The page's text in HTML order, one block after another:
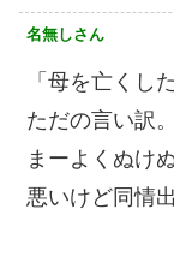
名無しさん
「母を亡くし
ただの言い訳。
まーよくぬけ
悪いけど同情